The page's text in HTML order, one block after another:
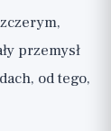
przemysł
od tego,